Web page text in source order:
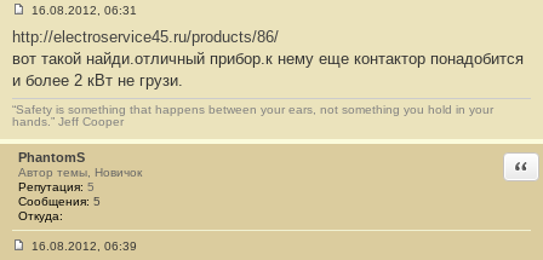
о
о
б
щ
н
и
е
#
2
16.08.2012, 06:31
http://electroservice45.ru/products/86/
вот такой найди.отличный прибор.к нему еще контактор понадобится
и более 2 кВт не грузи.
“Safety is something that happens between your ears, not something you hold in your
hands.” Jeff Cooper
PhantomS
Автор темы, Новичок
Репутация: 5
Сообщения: 5
Откуда:
16.08.2012, 06:39